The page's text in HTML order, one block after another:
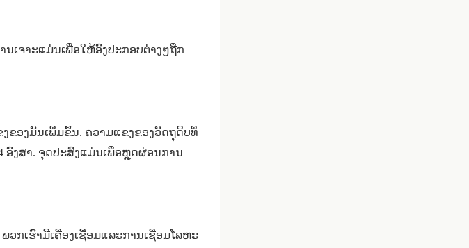
ນເຈາະແມ່ນເພື່ອໃຫ້ອົງປະກອບຕ່າງໆຖືກ
ຂອງມັນເພີ່ມຂຶ້ນ. ຄວາມແຂງຂອງວັດຖຸດິບທີ່
ອົງສາ. ຈຸດປະສົງແມ່ນເພື່ອຫຼຸດຜ່ອນການ
ວກເຮົາມີເຄື່ອງເຊື່ອມແລະການເຊື່ອມໂລຫະ